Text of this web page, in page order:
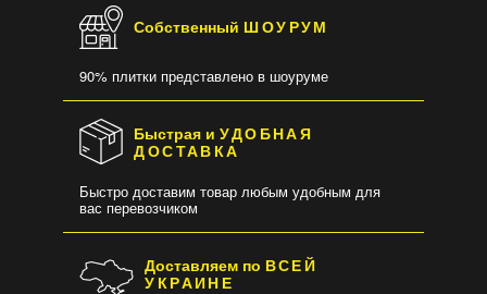
Собственный ШОУРУМ
90% плитки представлено в шоуруме
Быстрая иУДОБНАЯ
ДОСТАВКА
Быстро доставим товар любым удобным для
вас перевозчиком
Доставляем по ВСЕЙ
УКРАИНЕ